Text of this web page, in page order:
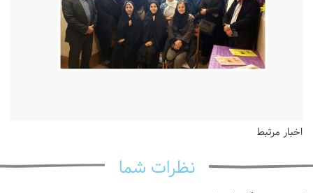
اخبار مرتبط
نظرات شما